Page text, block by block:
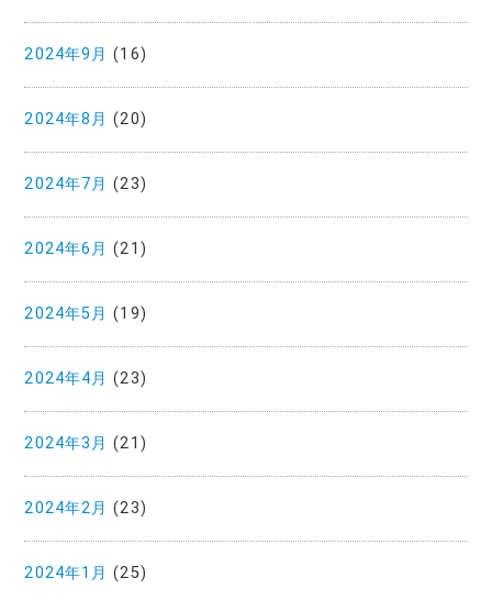
2024年9月 (16)
2024年8月 (20)
2024年7月 (23)
2024年6月 (21)
2024年5月 (19)
2024年4月 (23)
2024年3月 (21)
2024年2月 (23)
2024年1月 (25)